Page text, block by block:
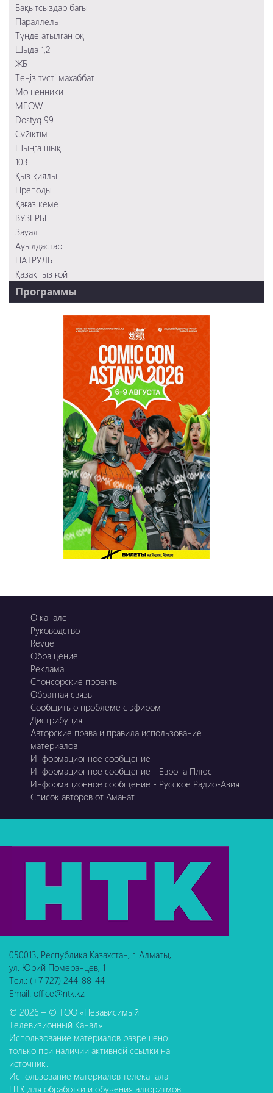
Тихоокеанский рубеж 2
Заложница 2
Смертельное шоссе
Ауылдастар
Преподы
Қағаз кеме
103
Шыңға шық
Сүйіктім
Мошенники
Бақытсыздар бағы
Параллель
Түнде атылған оқ
Шыда 1,2
ЖБ
Теңіз түсті махаббат
Мошенники
MEOW
Dostyq 99
Сүйіктім
Шыңға шық
103
Қыз қиялы
Преподы
Қағаз кеме
ВУЗЕРЫ
Зауал
Ауылдастар
ПАТРУЛЬ
Қазақпыз ғой
Программы
Ұ-Night show
О канале
Руководство
Revue
Обращение
Реклама
Спонсорские проекты
Обратная связь
Сообщить о проблеме с эфиром
Дистрибуция
Авторские права и правила использование
материалов
Информационное сообщение
Информационное сообщение - Европа Плюс
Информационное сообщение - Русское Радио-Азия
Список авторов от Аманат
050013, Республика Казахстан, г. Алматы,
ул. Юрий Померанцев, 1
Тел.: (+7 727) 244-88-44
Email: office@ntk.kz
© 2026 – © ТОО «Независимый
Телевизионный Канал»
Использование материалов разрешено
только при наличии активной ссылки на
источник.
Использование материалов телеканала
НТК для обработки и обучения алгоритмов